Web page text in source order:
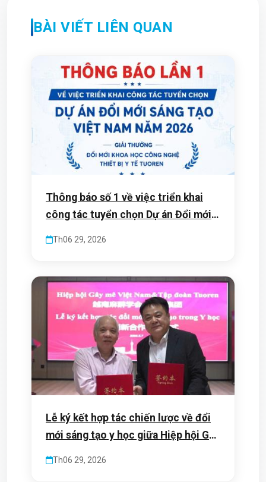
BÀI VIẾT LIÊN QUAN
Thông báo số 1 về việc triển khai
công tác tuyển chọn Dự án Đổi mới
sáng tạo Việt Nam năm 2026
Th06 29, 2026
Lễ ký kết hợp tác chiến lược về đổi
mới sáng tạo y học giữa Hiệp hội Gây
mê Hồi sức Việt Nam và Tập đoàn
Th06 29, 2026